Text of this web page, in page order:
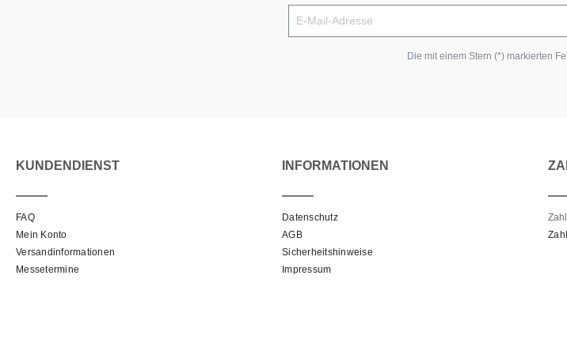
Die mit einem Stern (*) markierten
KUNDENDIENST
FAQ
Mein Konto
Versandinformationen
Messetermine
INFORMATIONEN
Datenschutz
AGB
Sicherheitshinweise
Impressum